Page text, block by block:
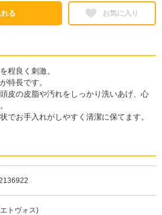
る お気に入り
程良く刺激。
特長です。
皮の皮脂や汚れをしっかり洗いあげ、心
でお手入れがしやすく清潔に保てます。
トヴォス)